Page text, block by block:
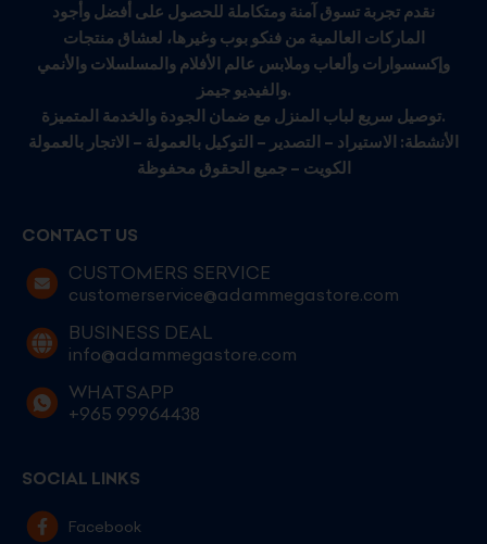
نقدم تجربة تسوق آمنة ومتكاملة للحصول على أفضل وأجود
الماركات العالمية من فنكو بوب وغيرها، لعشاق منتجات
وإكسسوارات وألعاب وملابس عالم الأفلام والمسلسلات والأنمي
والفيديو جيمز.
توصيل سريع لباب المنزل مع ضمان الجودة والخدمة المتميزة.
الأنشطة: الاستيراد – التصدير – التوكيل بالعمولة – الاتجار بالعمولة
الكويت – جميع الحقوق محفوظة
CONTACT US
CUSTOMERS SERVICE
customerservice@adammegastore.com
BUSINESS DEAL
info@adammegastore.com
WHATSAPP
+965 99964438
SOCIAL LINKS
Facebook